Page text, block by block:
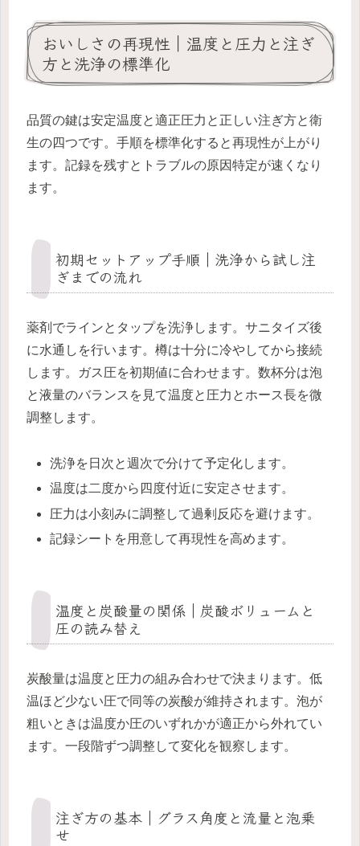
おいしさの再現性｜温度と圧力と注ぎ
方と洗浄の標準化
品質の鍵は安定温度と適正圧力と正しい注ぎ方と衛
生の四つです。手順を標準化すると再現性が上がり
ます。記録を残すとトラブルの原因特定が速くなり
ます。
初期セットアップ手順｜洗浄から試し注
ぎまでの流れ
薬剤でラインとタップを洗浄します。サニタイズ後
に水通しを行います。樽は十分に冷やしてから接続
します。ガス圧を初期値に合わせます。数杯分は泡
と液量のバランスを見て温度と圧力とホース長を微
調整します。
洗浄を日次と週次で分けて予定化します。
温度は二度から四度付近に安定させます。
圧力は小刻みに調整して過剰反応を避けます。
記録シートを用意して再現性を高めます。
温度と炭酸量の関係｜炭酸ボリュームと
圧の読み替え
炭酸量は温度と圧力の組み合わせで決まります。低
温ほど少ない圧で同等の炭酸が維持されます。泡が
粗いときは温度か圧のいずれかが適正から外れてい
ます。一段階ずつ調整して変化を観察します。
注ぎ方の基本｜グラス角度と流量と泡乗
せ